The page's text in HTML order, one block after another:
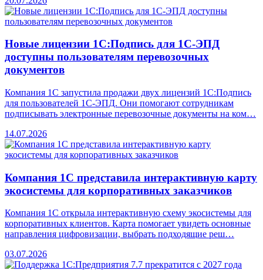
Новые лицензии 1С:Подпись для 1С-ЭПД
доступны пользователям перевозочных
документов
Компания 1С запустила продажи двух лицензий 1С:Подпись
для пользователей 1С-ЭПД. Они помогают сотрудникам
подписывать электронные перевозочные документы на ком…
14.07.2026
Компания 1С представила интерактивную карту
экосистемы для корпоративных заказчиков
Компания 1С открыла интерактивную схему экосистемы для
корпоративных клиентов. Карта помогает увидеть основные
направления цифровизации, выбрать подходящие реш…
03.07.2026